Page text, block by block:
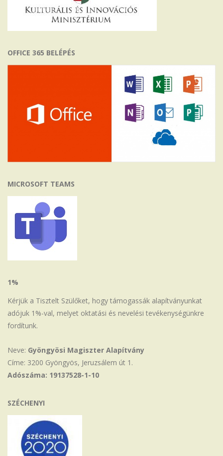
OFFICE 365 BELÉPÉS
MICROSOFT TEAMS
1%
Kérjük a Tisztelt Szülőket, hogy támogassák alapítványunkat
adójuk 1%-val, melyet oktatási és nevelési tevékenységünkre
fordítunk.
Neve: Gyöngyösi Magiszter Alapítvány
Címe: 3200 Gyöngyös, Jeruzsálem út 1.
Adószáma: 19137528-1-10
SZÉCHENYI